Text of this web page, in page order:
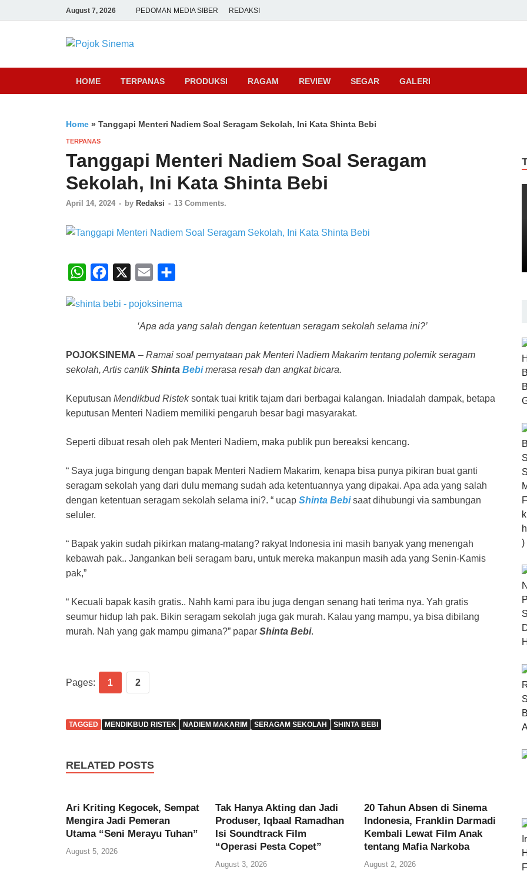
August 7, 2026 PEDOMAN MEDIA SIBER REDAKSI
Pojok Sinema
HOME TERPANAS PRODUKSI RAGAM REVIEW SEGAR GALERI
Home » Tanggapi Menteri Nadiem Soal Seragam Sekolah, Ini Kata Shinta Bebi
TERPANAS
Tanggapi Menteri Nadiem Soal Seragam
Sekolah, Ini Kata Shinta Bebi
April 14, 2024 - by Redaksi - 13 Comments.
W
a
A
p
c
o
k
a
i
a
r
‘Apa ada yang salah dengan ketentuan seragam sekolah selama ini?’
POJOKSINEMA – Ramai soal pernyataan pak Menteri Nadiem Makarim tentang polemik seragam
sekolah, Artis cantikShinta Bebimerasa resah dan angkat bicara.
Keputusan Mendikbud Risteksontak tuai kritik tajam dari berbagai kalangan. Iniadalah dampak, betapa
keputusan Menteri Nadiem memiliki pengaruh besar bagi masyarakat.
Seperti dibuat resah oleh pak Menteri Nadiem, maka publik pun bereaksi kencang.
“ Saya juga bingung dengan bapak Menteri Nadiem Makarim, kenapa bisa punya pikiran buat ganti
seragam sekolah yang dari dulu memang sudah ada ketentuannya yang dipakai. Apa ada yang salah
dengan ketentuan seragam sekolah selama ini?. “ ucap Shinta Bebisaat dihubungi via sambungan
seluler.
“ Bapak yakin sudah pikirkan matang-matang? rakyat Indonesia ini masih banyak yang menengah
kebawah pak.. Jangankan beli seragam baru, untuk mereka makanpun masih ada yang Senin-Kamis
pak,”
“ Kecuali bapak kasih gratis.. Nahh kami para ibu juga dengan senang hati terima nya. Yah gratis
seumur hidup lah pak. Bikin seragam sekolah juga gak murah. Kalau yang mampu, ya bisa dibilang
murah. Nah yang gak mampu gimana?” papar Shinta Bebi.
Pages: 1 2
TAGGED MENDIKBUD RISTEK NADIEM MAKARIM SERAGAM SEKOLAH SHINTA BEBI
RELATED POSTS
Ari Kriting Kegocek, Sempat
Mengira Jadi Pemeran
Utama “Seni Merayu Tuhan”
August 5, 2026
Tak Hanya Akting dan Jadi
Produser, Iqbaal Ramadhan
Isi Soundtrack Film
“Operasi Pesta Copet”
August 3, 2026
20 Tahun Absen di Sinema
Indonesia, Franklin Darmadi
Kembali Lewat Film Anak
tentang Mafia Narkoba
August 2, 2026